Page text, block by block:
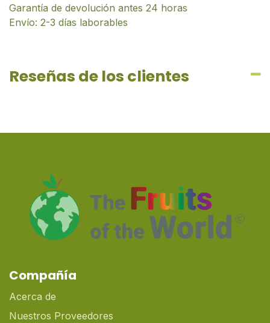
Garantía de devolución antes 24 horas
Envío: 2-3 días laborables
Reseñas de los clientes
Compañía
Acerca de
Nuestros Proveedores